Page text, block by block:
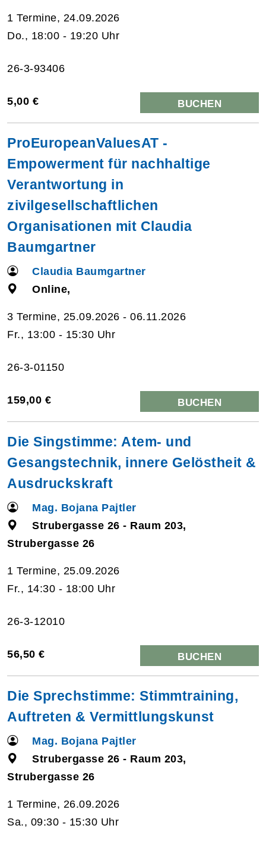
1 Termine, 24.09.2026
Do., 18:00 - 19:20 Uhr
26-3-93406
5,00 € BUCHEN
ProEuropeanValuesAT -
Empowerment für nachhaltige
Verantwortung in
zivilgesellschaftlichen
Organisationen mit Claudia
Baumgartner
Claudia Baumgartner
Online,
3 Termine, 25.09.2026 - 06.11.2026
Fr., 13:00 - 15:30 Uhr
26-3-01150
159,00 € BUCHEN
Die Singstimme: Atem- und
Gesangstechnik, innere Gelöstheit &
Ausdruckskraft
Mag. Bojana Pajtler
Strubergasse 26 - Raum 203,
Strubergasse 26
1 Termine, 25.09.2026
Fr., 14:30 - 18:00 Uhr
26-3-12010
56,50 € BUCHEN
Die Sprechstimme: Stimmtraining,
Auftreten & Vermittlungskunst
Mag. Bojana Pajtler
Strubergasse 26 - Raum 203,
Strubergasse 26
1 Termine, 26.09.2026
Sa., 09:30 - 15:30 Uhr